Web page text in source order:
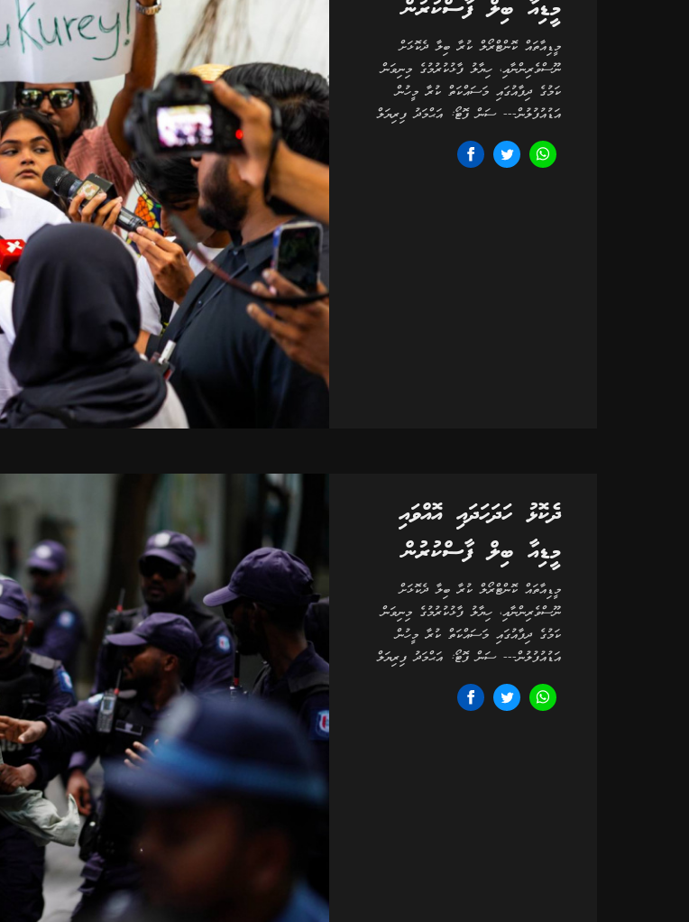
މީޑިއާ ބިލް ފާސްކުރުން
މީޑިއާތައް ކޮންޓްރޯލް ކުރާ ބިލާ ދެކޮޅަށް
ނޫސްވެރިންނާއި، ހިޔާލު ފާޅުކުރުމުގެ މިނިވަން
ކަމުގެ ދިފާއުގައި މަސައްކަތް ކުރާ މީހުން
އަޑުއުފުލުން--- ސަން ފޮޓޯ: އަޙްމަދު ފިރިޔަލް
ދެކޮޅު ހަދަހަދައި އޮއްވައި
މީޑިއާ ބިލް ފާސްކުރުން
މީޑިއާތައް ކޮންޓްރޯލް ކުރާ ބިލާ ދެކޮޅަށް
ނޫސްވެރިންނާއި، ހިޔާލު ފާޅުކުރުމުގެ މިނިވަން
ކަމުގެ ދިފާއުގައި މަސައްކަތް ކުރާ މީހުން
އަޑުއުފުލުން--- ސަން ފޮޓޯ: އަޙްމަދު ފިރިޔަލް